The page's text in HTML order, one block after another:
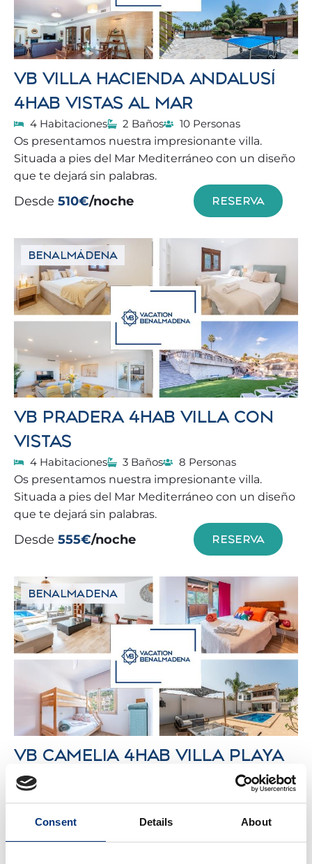
Consent Details About
VB VILLA HACIENDA ANDALUSÍ
4HAB VISTAS AL MAR
4 Habitaciones 2 Baños
10 Personas
Os presentamos nuestra impresionante villa.
Situada a pies del Mar Mediterráneo con un diseño
que te dejará sin palabras.
Desde 510€/noche RESERVA
BENALMÁDENA
VB PRADERA 4HAB VILLA CON
VISTAS
4 Habitaciones 3 Baños
8 Personas
Os presentamos nuestra impresionante villa.
Situada a pies del Mar Mediterráneo con un diseño
que te dejará sin palabras.
Desde 555€/noche RESERVA
BENALMADENA
VB CAMELIA 4HAB VILLA PLAYA
Y RELAX
4 Habitaciones 3 Baños
9 Personas
Os presentamos nuestra impresionante villa.